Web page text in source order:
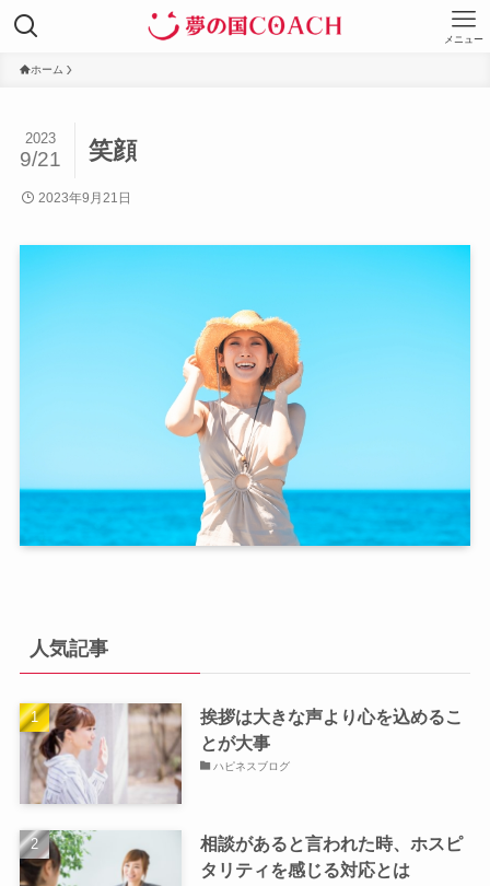
メニュー
ホーム
笑顔
2023
9/21
2023年9月21日
人気記事
挨拶は大きな声より心を込めるこ
とが大事
ハピネスブログ
相談があると言われた時、ホスピ
タリティを感じる対応とは